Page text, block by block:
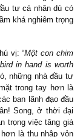
giao dịch
tranh cãi và
đầu tư cá nhân
nhầm khá nghiêm
thú vị: “Một con